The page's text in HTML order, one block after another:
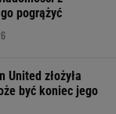
pogrążyć
United złożyła
być koniec jego